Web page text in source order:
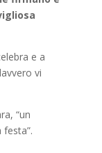
e a
vi
“un